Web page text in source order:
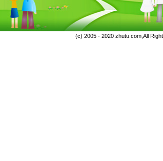
(c) 2005 - 2020 zhutu.com,All